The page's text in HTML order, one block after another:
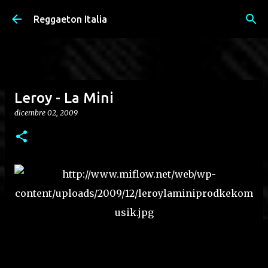
Passa ai contenuti principali
Reggaeton Italia
Leroy - La Mini
dicembre 02, 2009